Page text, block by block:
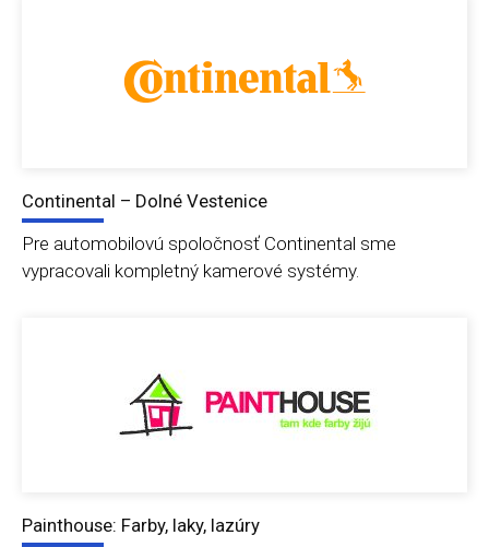
Continental – Dolné Vestenice
Pre automobilovú spoločnosť Continental sme
vypracovali kompletný kamerové systémy.
Painthouse: Farby, laky, lazúry